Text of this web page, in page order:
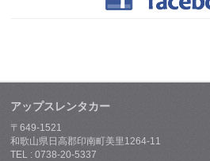
アップスレンタカー
〒649-1521
和歌山県日高郡印南町美里1264-11
TEL : 0738-20-5337